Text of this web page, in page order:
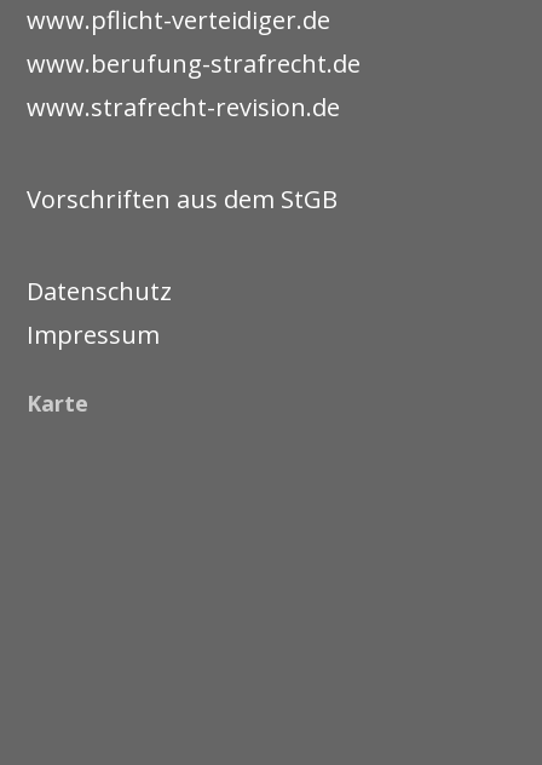
www.pflicht-verteidiger.de
www.berufung-strafrecht.de
www.strafrecht-revision.de
Vorschriften aus dem StGB
Datenschutz
Impressum
Karte